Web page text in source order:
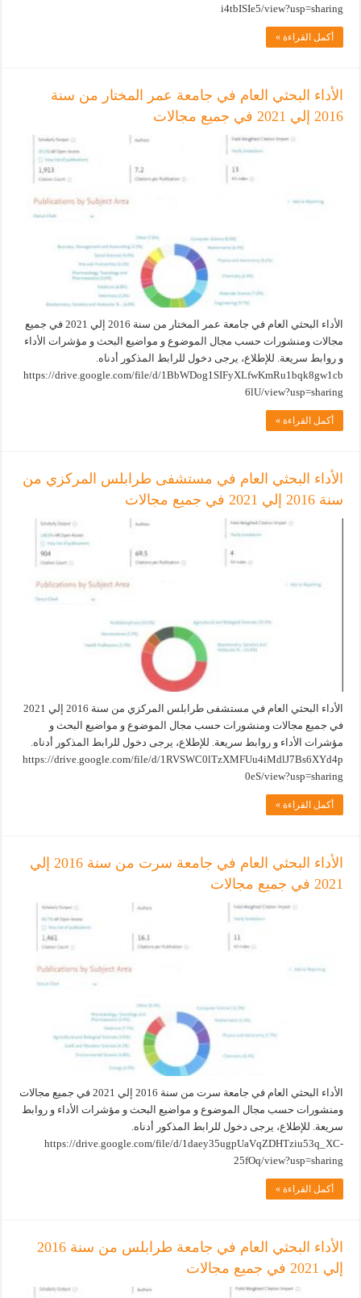
i4tbISIe5/view?usp=sharing
أكمل القراءة »
الأداء البحثي العام في جامعة عمر المختار من سنة
2016 إلي 2021 في جميع مجالات
الأداء البحثي العام في جامعة عمر المختار من سنة 2016 إلي 2021 في جميع
مجالات ومنشورات حسب مجال الموضوع و مواضيع البحث و مؤشرات الأداء
و روابط سريعة. للإطلاع، يرجى دخول للرابط المذكور أدناه.
https://drive.google.com/file/d/1BbWDog1SIFyXLfwKmRu1bqk8gw1cb
6lU/view?usp=sharing
أكمل القراءة »
الأداء البحثي العام في مستشفى طرابلس المركزي من
سنة 2016 إلي 2021 في جميع مجالات
الأداء البحثي العام في مستشفى طرابلس المركزي من سنة 2016 إلي 2021
في جميع مجالات ومنشورات حسب مجال الموضوع و مواضيع البحث و
مؤشرات الأداء و روابط سريعة. للإطلاع، يرجى دخول للرابط المذكور أدناه.
https://drive.google.com/file/d/1RVSWC0lTzXMFUu4iMdlJ7Bs6XYd4p
0eS/view?usp=sharing
أكمل القراءة »
الأداء البحثي العام في جامعة سرت من سنة 2016 إلي
2021 في جميع مجالات
الأداء البحثي العام في جامعة سرت من سنة 2016 إلي 2021 في جميع مجالات
ومنشورات حسب مجال الموضوع و مواضيع البحث و مؤشرات الأداء و روابط
سريعة. للإطلاع، يرجى دخول للرابط المذكور أدناه.
https://drive.google.com/file/d/1daey35ugpUaVqZDHTziu53q_XC-
25fOq/view?usp=sharing
أكمل القراءة »
الأداء البحثي العام في جامعة طرابلس من سنة 2016
إلي 2021 في جميع مجالات